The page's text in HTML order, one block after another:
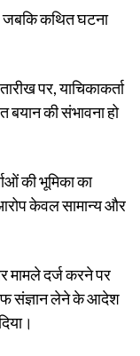
जबकि कथित घटना
पर, याचिकाकर्ता
की संभावना हो
की भूमिका का
केवल सामान्य और
मामले दर्ज करने पर
संज्ञान लेने के आदेश